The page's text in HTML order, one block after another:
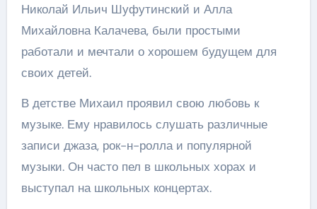
Николай Ильич Шуфутинский и Алла
Михайловна Калачева, были простыми
работали и мечтали о хорошем будущем для
своих детей.
В детстве Михаил проявил свою любовь к
музыке. Ему нравилось слушать различные
записи джаза, рок-н-ролла и популярной
музыки. Он часто пел в школьных хорах и
выступал на школьных концертах.